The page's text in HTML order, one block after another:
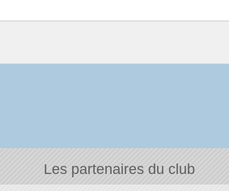
Les partenaires du club